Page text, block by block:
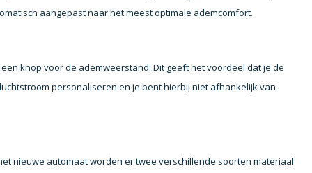
aangepast naar het meest optimale ademcomfort.
knop voor de ademweerstand. Dit geeft het voordeel dat je de
personaliseren en je bent hierbij niet afhankelijk van
nieuwe automaat worden er twee verschillende soorten materiaal